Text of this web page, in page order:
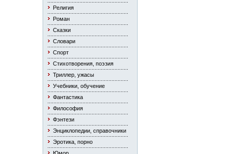
Религия
Роман
Сказки
Словари
Спорт
Стихотворения, поэзия
Триллер, ужасы
Учебники, обучение
Фантастика
Философия
Фэнтези
Энциклопедии, справочники
Эротика, порно